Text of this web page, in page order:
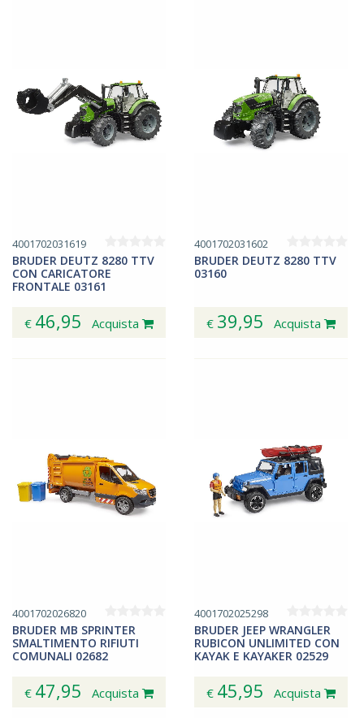
4001702031619
BRUDER DEUTZ 8280 TTV
CON CARICATORE
FRONTALE 03161
€ 46,95 Acquista
4001702031602
BRUDER DEUTZ 8280 TTV
03160
€ 39,95 Acquista
4001702026820
BRUDER MB SPRINTER
SMALTIMENTO RIFIUTI
COMUNALI 02682
€ 47,95 Acquista
4001702025298
BRUDER JEEP WRANGLER
RUBICON UNLIMITED CON
KAYAK E KAYAKER 02529
€ 45,95 Acquista